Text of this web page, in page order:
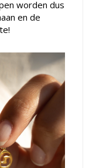
worden dus
en de